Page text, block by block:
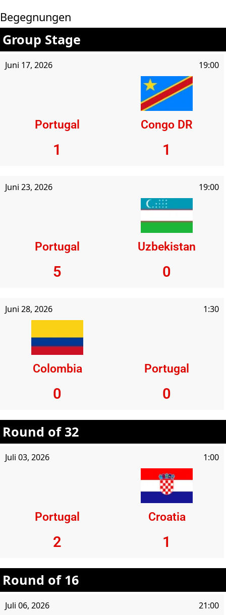
Begegnungen
Group Stage
Juni 17, 2026 19:00
Portugal Congo DR
1 1
Juni 23, 2026 19:00
Portugal Uzbekistan
5 0
Juni 28, 2026 1:30
Colombia Portugal
0 0
Round of 32
Juli 03, 2026 1:00
Portugal Croatia
2 1
Round of 16
Juli 06, 2026 21:00